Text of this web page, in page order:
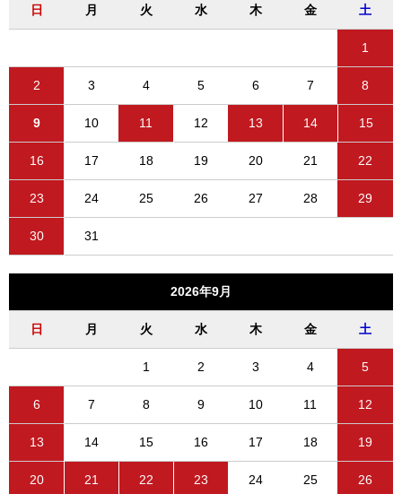
日 月 火 水 木 金 土
1
2 3 4 5 6 7 8
9 10 11 12 13 14 15
16 17 18 19 20 21 22
23 24 25 26 27 28 29
30 31
2026年9月
日 月 火 水 木 金 土
1 2 3 4 5
6 7 8 9 10 11 12
13 14 15 16 17 18 19
20 21 22 23 24 25 26